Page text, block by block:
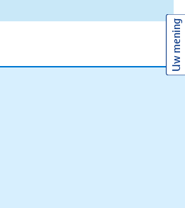
Uw mening